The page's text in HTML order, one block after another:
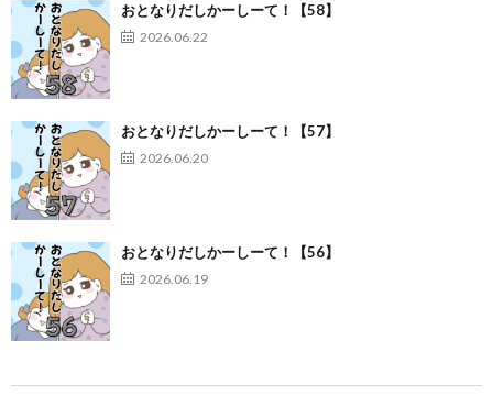
おとなりだしかーしーて！【58】
2026.06.22
おとなりだしかーしーて！【57】
2026.06.20
おとなりだしかーしーて！【56】
2026.06.19